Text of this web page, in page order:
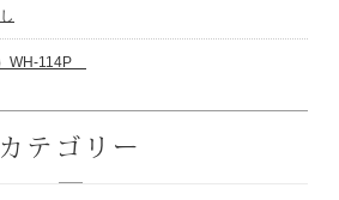
WH-114P
カテゴリー